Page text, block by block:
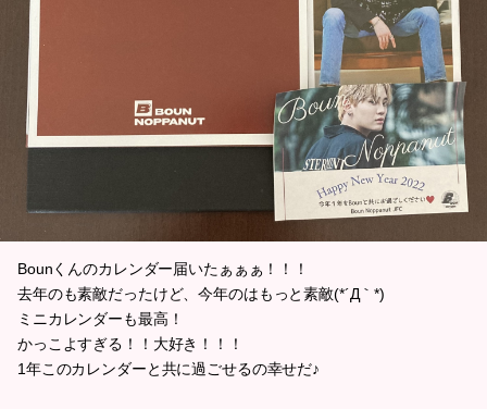
Bounくんのカレンダー届いたぁぁぁ！！！
去年のも素敵だったけど、今年のはもっと素敵(*´Д｀*)
ミニカレンダーも最高！
かっこよすぎる！！大好き！！！
1年このカレンダーと共に過ごせるの幸せだ♪